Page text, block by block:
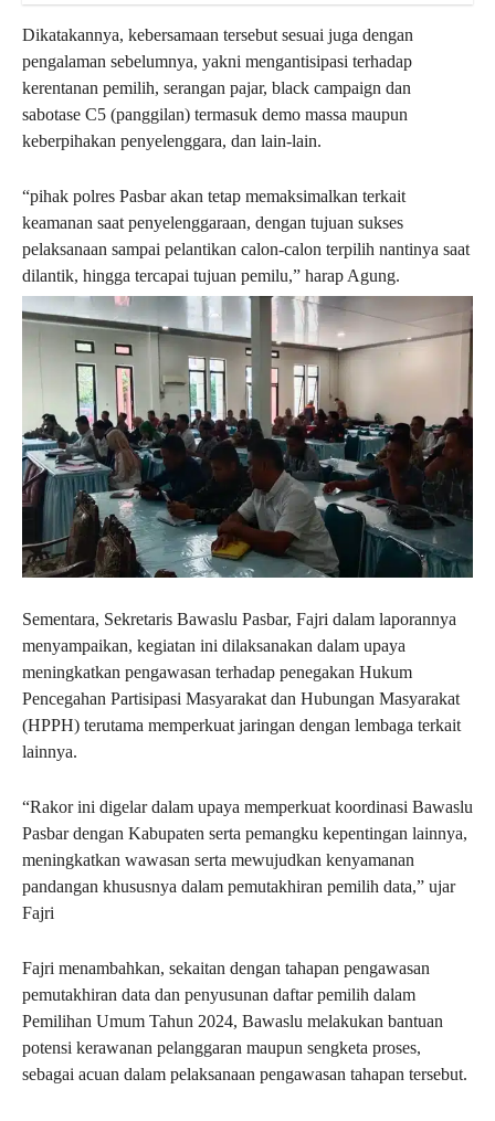
Dikatakannya, kebersamaan tersebut sesuai juga dengan
pengalaman sebelumnya, yakni mengantisipasi terhadap
kerentanan pemilih, serangan pajar, black campaign dan
sabotase C5 (panggilan) termasuk demo massa maupun
keberpihakan penyelenggara, dan lain-lain.
“pihak polres Pasbar akan tetap memaksimalkan terkait
keamanan saat penyelenggaraan, dengan tujuan sukses
pelaksanaan sampai pelantikan calon-calon terpilih nantinya saat
dilantik, hingga tercapai tujuan pemilu,” harap Agung.
Sementara, Sekretaris Bawaslu Pasbar, Fajri dalam laporannya
menyampaikan, kegiatan ini dilaksanakan dalam upaya
meningkatkan pengawasan terhadap penegakan Hukum
Pencegahan Partisipasi Masyarakat dan Hubungan Masyarakat
(HPPH) terutama memperkuat jaringan dengan lembaga terkait
lainnya.
“Rakor ini digelar dalam upaya memperkuat koordinasi Bawaslu
Pasbar dengan Kabupaten serta pemangku kepentingan lainnya,
meningkatkan wawasan serta mewujudkan kenyamanan
pandangan khususnya dalam pemutakhiran pemilih data,” ujar
Fajri
Fajri menambahkan, sekaitan dengan tahapan pengawasan
pemutakhiran data dan penyusunan daftar pemilih dalam
Pemilihan Umum Tahun 2024, Bawaslu melakukan bantuan
potensi kerawanan pelanggaran maupun sengketa proses,
sebagai acuan dalam pelaksanaan pengawasan tahapan tersebut.